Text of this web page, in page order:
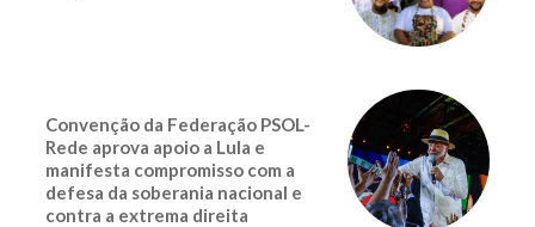
Convenção da Federação PSOL-
Rede aprova apoio a Lula e
manifesta compromisso com a
defesa da soberania nacional e
contra a extrema direita